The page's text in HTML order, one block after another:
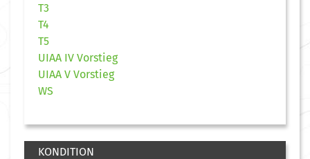
T3
T4
T5
UIAA IV Vorstieg
UIAA V Vorstieg
WS
KONDITION